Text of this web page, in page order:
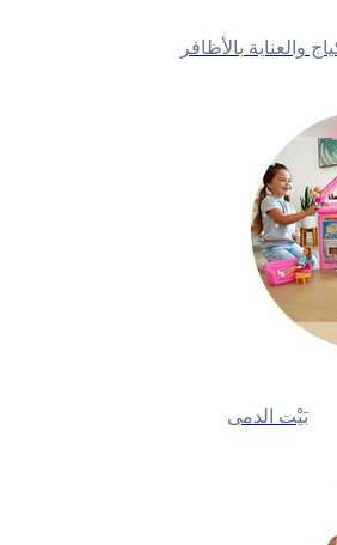
والعناية بالأظافر
بَيْت الدمى